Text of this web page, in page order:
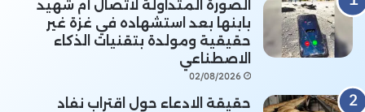
الصورة المتداولة لاتصال أم شهيد
بابنها بعد استشهاده في غزة غير
حقيقية ومولدة بتقنيات الذكاء
الاصطناعي
02/08/2026
حقيقة الادعاء حول اقتراب نفاد